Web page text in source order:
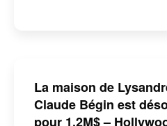
La maison de
Claude Bégin est
pour 1,2M$ –